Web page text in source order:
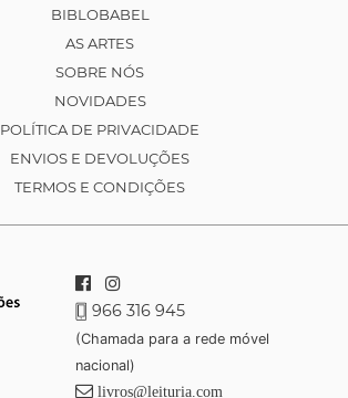
BIBLOBABEL
AS ARTES
SOBRE NÓS
NOVIDADES
POLÍTICA DE PRIVACIDADE
ENVIOS E DEVOLUÇÕES
TERMOS E CONDIÇÕES
966 316 945
(Chamada para a rede móvel
nacional)
livros@leituria.com